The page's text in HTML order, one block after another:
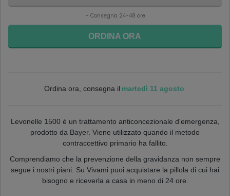
+ Consegna 24-48 ore
ORDINA ORA
Ordina ora, consegna il martedì 11 agosto
Levonelle 1500 è un trattamento anticoncezionale d'emergenza,
prodotto da Bayer. Viene utilizzato quando il metodo
contraccettivo primario ha fallito.
Comprendiamo che la prevenzione della gravidanza non sempre
segue i nostri piani. Su Vivami puoi acquistare la pillola di cui hai
bisogno e riceverla a casa in meno di 24 ore.